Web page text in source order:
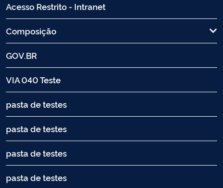
Acesso Restrito - Intranet
Composição
GOV.BR
VIA 040 Teste
pasta de testes
pasta de testes
pasta de testes
pasta de testes